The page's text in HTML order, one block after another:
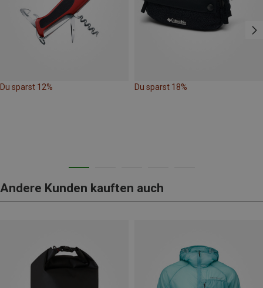
Du sparst 12% Du sparst 18%
Andere Kunden kauften auch